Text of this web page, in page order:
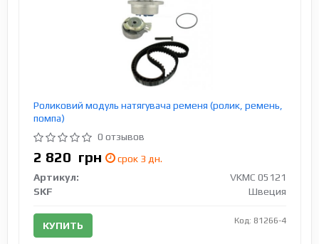
Роликовий модуль натягувача ременя (ролик, ремень,
помпа)
0 отзывов
2 820 грн
срок 3 дн.
Артикул:
VKMC 05121
SKF
Швеция
КУПИТЬ Код: 81266-4